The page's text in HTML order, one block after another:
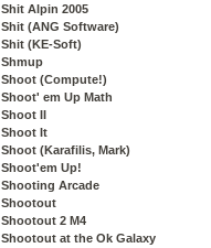
Shit Alpin 2005
Shit (ANG Software)
Shit (KE-Soft)
Shmup
Shoot (Compute!)
Shoot' em Up Math
Shoot II
Shoot It
Shoot (Karafilis, Mark)
Shoot'em Up!
Shooting Arcade
Shootout
Shootout 2 M4
Shootout at the Ok Galaxy